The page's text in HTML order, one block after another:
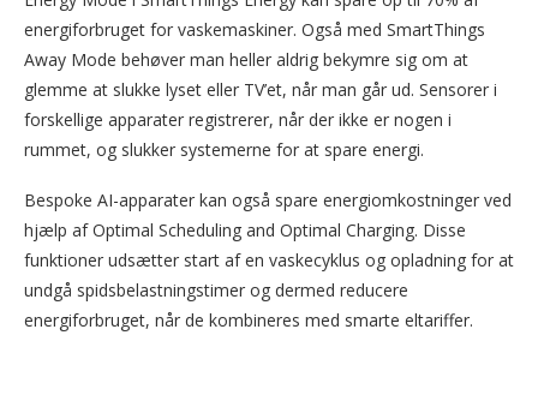
energiforbruget for vaskemaskiner. Også med SmartThings
Away Mode behøver man heller aldrig bekymre sig om at
glemme at slukke lyset eller TV’et, når man går ud. Sensorer i
forskellige apparater registrerer, når der ikke er nogen i
rummet, og slukker systemerne for at spare energi.
Bespoke AI-apparater kan også spare energiomkostninger ved
hjælp af Optimal Scheduling and Optimal Charging. Disse
funktioner udsætter start af en vaskecyklus og opladning for at
undgå spidsbelastningstimer og dermed reducere
energiforbruget, når de kombineres med smarte eltariffer.